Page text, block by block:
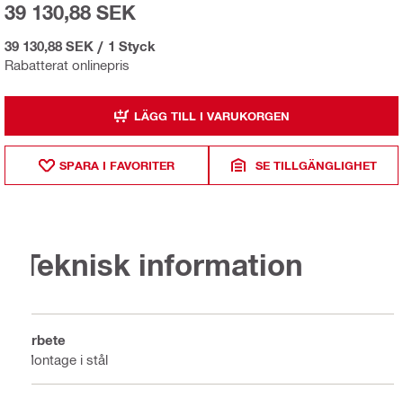
Rabatterat onlinepris
39 130,88 SEK
39 130,88 SEK / 1 Styck
LÄGG TILL I VARUKORGEN
SPARA I FAVORITER SE TILLGÄNGLIGHET
Teknisk information
Arbete
Montage i stål